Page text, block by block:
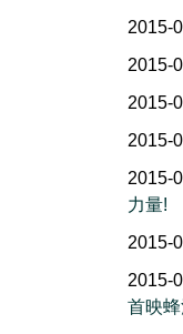
2015-
2015-
2015-
2015-
2015-
力量!
2015-
2015-
首映